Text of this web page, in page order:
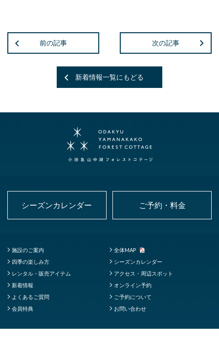
前の記事 次の記事
新着情報一覧にもどる
シーズンカレンダー ご予約・料金
施設のご案内
全体MAP
四季の楽しみ方
シーズンカレンダー
レンタル・販売アイテム
アクセス・周辺スポット
新着情報
オンライン予約
よくあるご質問
ご予約について
会員特典
お問い合わせ